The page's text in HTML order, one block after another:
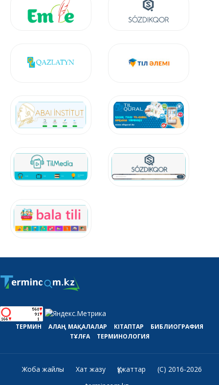
ТЕРМИН АЛАҢ МАҚАЛАЛАР КІТАПТАР
БИБЛИОГРАФИЯ
ТҰЛҒА
ТЕРМИНОЛОГИЯ
Жоба жайлы Хат жазу Құжаттар
(C) 2016-2026